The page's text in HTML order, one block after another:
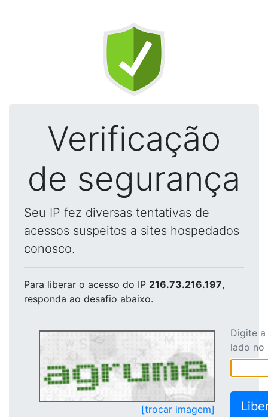
Verificação
de segurança
Seu IP fez diversas tentativas de
acessos suspeitos a sites hospedados
conosco.
Para liberar o acesso do IP 216.73.216.197,
responda ao desafio abaixo.
[trocar imagem]
Digite
lado no